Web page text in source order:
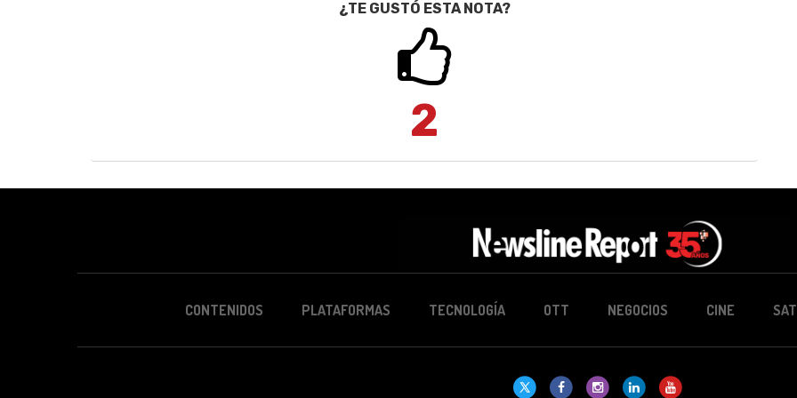
¿TE GUSTÓ ESTA NOTA?
2
CONTENIDOS PLATAFORMAS TECNOLOGÍA OTT NEGOCIOS CINE